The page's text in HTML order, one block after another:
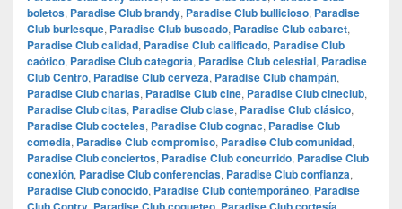
boletos, Paradise Club brandy, Paradise Club bullicioso, Paradise
Club burlesque, Paradise Club buscado, Paradise Club cabaret,
Paradise Club calidad, Paradise Club calificado, Paradise Club
caótico, Paradise Club categoría, Paradise Club celestial, Paradise
Club Centro, Paradise Club cerveza, Paradise Club champán,
Paradise Club charlas, Paradise Club cine, Paradise Club cineclub,
Paradise Club citas, Paradise Club clase, Paradise Club clásico,
Paradise Club cocteles, Paradise Club cognac, Paradise Club
comedia, Paradise Club compromiso, Paradise Club comunidad,
Paradise Club conciertos, Paradise Club concurrido, Paradise Club
conexión, Paradise Club conferencias, Paradise Club confianza,
Paradise Club conocido, Paradise Club contemporáneo, Paradise
, , ,